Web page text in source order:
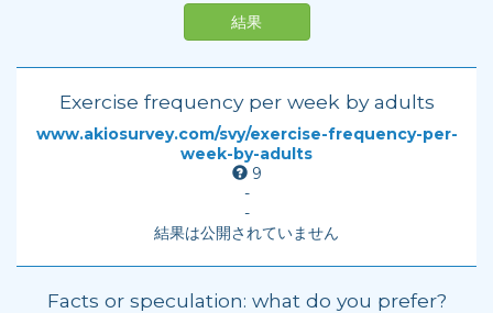
結果
Exercise frequency per week by adults
www.akiosurvey.com/svy/exercise-frequency-per-
week-by-adults
9
-
-
結果は公開されていません
Facts or speculation: what do you prefer?